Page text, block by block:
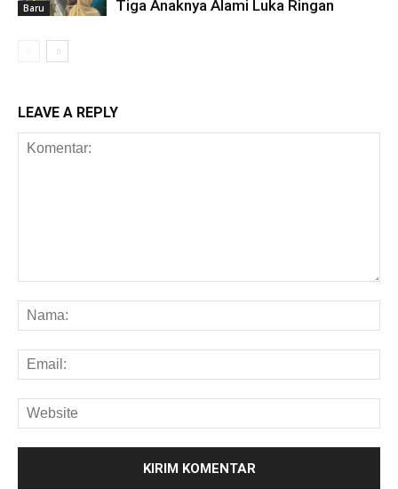
Baru Tiga Anaknya Alami Luka Ringan
LEAVE A REPLY